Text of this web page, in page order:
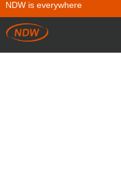
NDW is everywhere